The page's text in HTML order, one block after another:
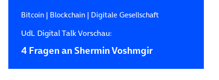
Bitcoin| Blockchain| Digitale Gesellschaft
UdL Digital Talk Vorschau:
4 Fragen an Shermin Voshmgir